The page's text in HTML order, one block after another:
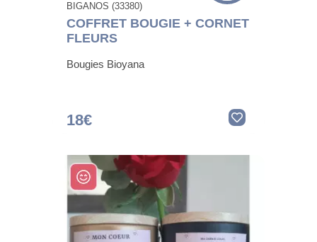
BIGANOS (33380)
COFFRET BOUGIE + CORNET
FLEURS
Bougies Bioyana
18€